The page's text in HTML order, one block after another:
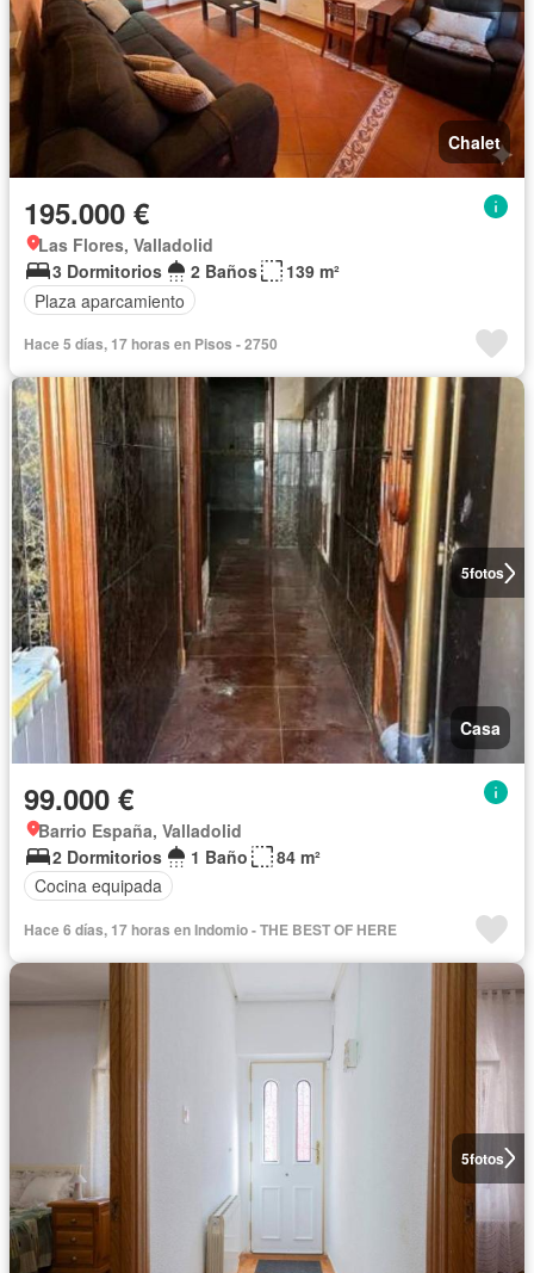
Chalet
195.000 €
Las Flores, Valladolid
3 Dormitorios
2 Baños
139 m²
Plaza aparcamiento
Hace 5 días, 17 horas en Pisos - 2750
5fotos
Casa
99.000 €
Barrio España, Valladolid
2 Dormitorios
1 Baño
84 m²
Cocina equipada
Hace 6 días, 17 horas en Indomio - THE BEST OF HERE
5fotos